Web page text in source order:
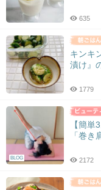
635
キンキ
漬け』
1779
BLOG
【簡
「巻き
2172